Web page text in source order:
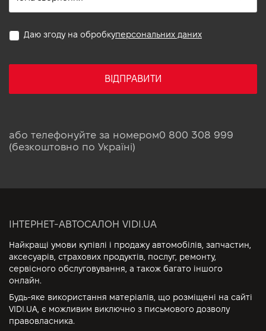
Даю згоду на обробкуперсональних даних
ВІДПРАВИТИ
або телефонуйте за номером0 800 308 999
(безкоштовно по Україні)
ІНТЕРНЕТ-АВТОСАЛОН VIDI.UA
Найкращі умови купівлі і продажу автомобілів, запчастин,
аксесуарів, страхових продуктів, послуг, ремонту,
сервісного обслуговування, а також багато іншого
онлайн.
Будь-яке використання матеріалів, що розміщені на сайті
VIDI.UA, є можливим виключно з письмового дозволу
правовласника.